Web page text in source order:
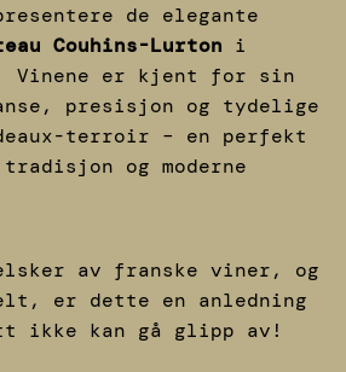
de elegante
Couhins-Lurton i
Vinene er kjent for sin
presisjon og tydelige
terroir – en perfekt
og moderne
av franske viner, og
er dette en anledning
ikke kan gå glipp av!